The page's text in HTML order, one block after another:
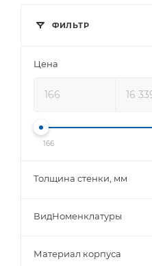
ФИЛЬТР
Цена
166
Толщина стенки, мм
ВидНоменклатуры
Материал корпуса